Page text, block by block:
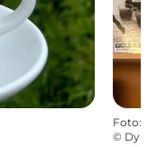
Foto:
©